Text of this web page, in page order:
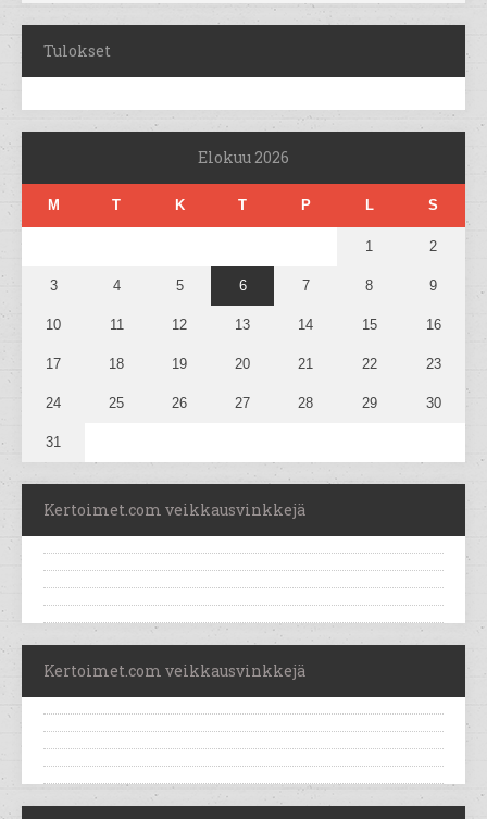
Tulokset
Elokuu 2026
M T K T P L S
1 2
3 4 5 6 7 8 9
10 11 12 13 14 15 16
17 18 19 20 21 22 23
24 25 26 27 28 29 30
31
Kertoimet.com veikkausvinkkejä
Kertoimet.com veikkausvinkkejä